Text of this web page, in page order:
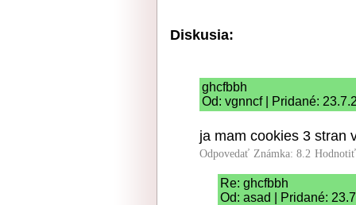
Diskusia:
ghcfbbh
Od: vgnncf | Pridané:
ja mam cookies 3 stran
Odpovedať Známka: 8.2
Re: ghcfbbh
Od: asad | Pridané: